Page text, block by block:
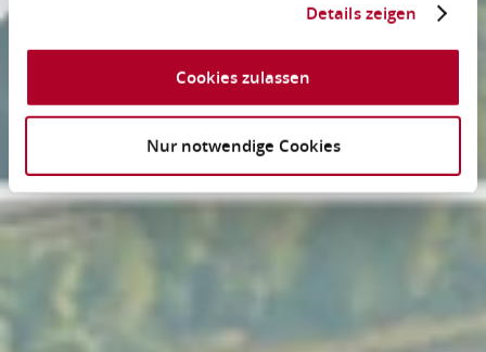
Details zeigen
Cookies zulassen
Nur notwendige Cookies